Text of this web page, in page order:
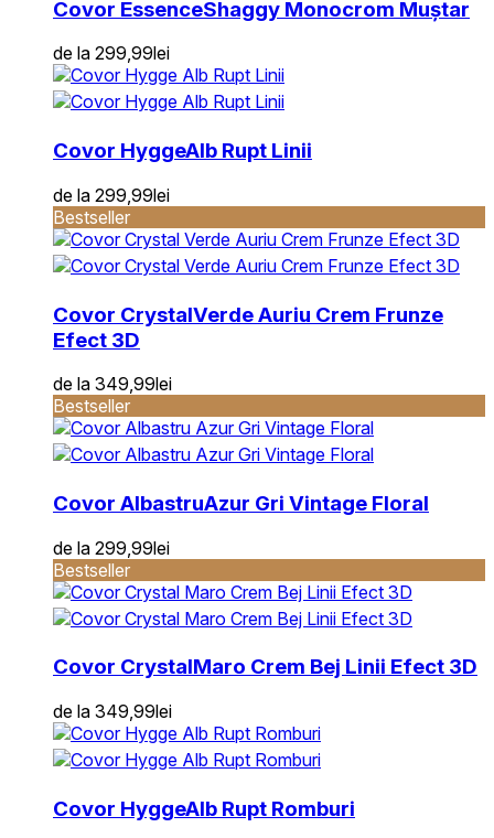
Covor EssenceShaggy Monocrom Muștar
de la 299,99lei
Covor HyggeAlb Rupt Linii
de la 299,99lei
Bestseller
Covor CrystalVerde Auriu Crem Frunze
Efect 3D
de la 349,99lei
Bestseller
Covor AlbastruAzur Gri Vintage Floral
de la 299,99lei
Bestseller
Covor CrystalMaro Crem Bej Linii Efect 3D
de la 349,99lei
Covor HyggeAlb Rupt Romburi